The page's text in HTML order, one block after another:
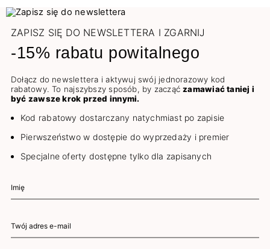
ZAPISZ SIĘ DO NEWSLETTERA I ZGARNIJ
-15% rabatu powitalnego
Dołącz do newslettera i aktywuj swój jednorazowy kod
rabatowy. To najszybszy sposób, by zacząćzamawiać taniej i
być zawsze krok przed innymi.
Kod rabatowy dostarczany natychmiast po zapisie
Pierwszeństwo w dostępie do wyprzedaży i premier
Specjalne oferty dostępne tylko dla zapisanych